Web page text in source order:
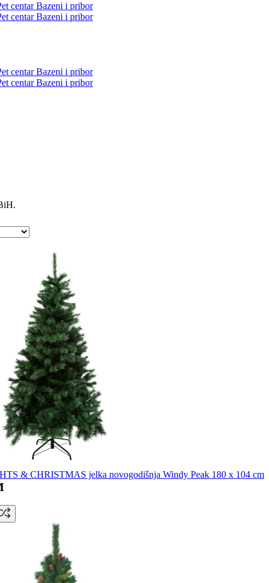
centarBazeni i pribor
centarBazeni i pribor
centarBazeni i pribor
centarBazeni i pribor
& CHRISTMAS jelka novogodišnja Windy Peak 180 x 104 cm